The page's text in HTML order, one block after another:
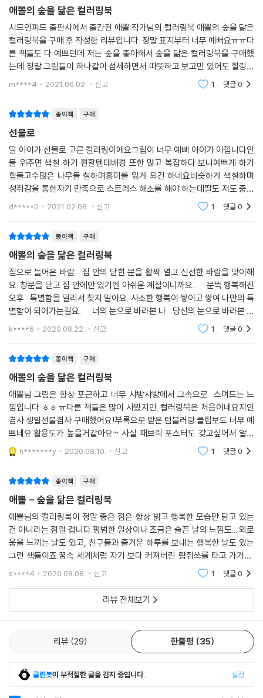
애뽈의 숲을 닮은 컬러링북
시드인피드 출판사에서 출간된 애뽈 작가님의 컬러링북 애뽈의 숲을 닮은
컬러링북을 구매 후 작성한 리뷰입니다. 정말 표지부터 너무 예뻐요ㅠㅠ다
른 책들도 다 예쁘던데 저는 숲을 좋아해서 숲을 닮은 컬러링북을 구매했
는데 정말 그림들이 하나같이 섬세하면서 따뜻하고 보고만 있어도 힐링이
됩니다. 제가 잘 색칠할 수 있을지요?ㅠㅠ 빨리 그림들에 색을 입히고 싶
m****4 2021.06.02. 신고 1 댓글0
종이책 구매
선물로
딸 아이가 선물로 고른 컬러링이에요그림이 너무 예뻐 아이가 아낍니다인
물 위주면 색칠 하기 편할텐테배경 또한 많고 복잡하다 보니예쁘게 하기
힘들고수많은 나무들 칠하며흥미를 잃게 되긴 하네요비슷하게 색칠하며
성취감을 통한자기 만족으로 스트레스 해소를 해야 하는데딸도 저도 중도
포기함그게 아쉽지만 그림은 예쁨소장용 엽서로 가지만 좋을 거 같은 컬러
d*****0 2021.02.08. 신고 1 댓글0
종이책 구매
애뽈의 숲을 닮은 컬러링북
집으로 들어온 바람 : 집 안의 닫힌 문을 활짝 열고 신선한 바람을 맞이해
요. 창문을 닫고 집 안에만 있기엔 아쉬운 계절이니까요. 문뜩 행복해진
오후 : 특별함을 멀리서 찾지 말아요. 사소한 행복이 쌓이고 쌓여 나만의 특
별함이 되어가는걸요. 너의 눈으로 바라본 나 : 당신의 눈으로 바라본 나
는 어떤 모습일까요? 당신에겐 항상 웃는 얼굴로 기억되었으면 좋겠어요.
k****6 2020.08.22. 신고 1 댓글0
종이책 구매
애뽈의 숲을 닮은 컬러링북
애뽈님 그림은 항상 포근하고 너무 샤방샤방에서 그속으로 스며드는 느
낌입니다 ㅎㅎ ㅠ다른 책들은 많이 사봤지만. 컬러링북은 처음이네요지인
겸사 생일선물겸사 구매했어요!부록으로 받은 텀블러랑 클립보드 너무 예
쁘네요.활용도가 높을거같아요~ 사실 패브릭 포스터도 갖고싶어서 알라
땡에서 하나더샀어요..ㅠㅠ요번달은 지출출혈입니다..ㅠㅠㅠㅠ! 종이가
약간 아쉽지만.그래도 일
h*******y 2020.08.10. 신고 1 댓글0
종이책 구매
애뽈 - 숲을 닮은 컬러링북
애뽈님의 컬러링북이 정말 좋은 점은 항상 밝고 행복한 모습만 담고 있는
건 아니라는 점일 겁니다.평범한 일상이나 조금은 슬픈 날의 느낌도... 외로
움을 느끼는 날도 있고, 친구들과 즐거운 하루를 보내는 행복한 날도 있는
그런 책들이죠.꿈속 세계처럼 자기 보다 커져버린 람쥐쓰를 타고 가거나,
동물 친구들과 차 한잔 마시며 평범한 일상을 보내는 등의 일러스들이 다
s****4 2020.08.08. 신고 1 댓글0
리뷰 전체보기
리뷰 29 한줄평 35
클린봇이 부적절한 글을 감지 중입니다. 설정